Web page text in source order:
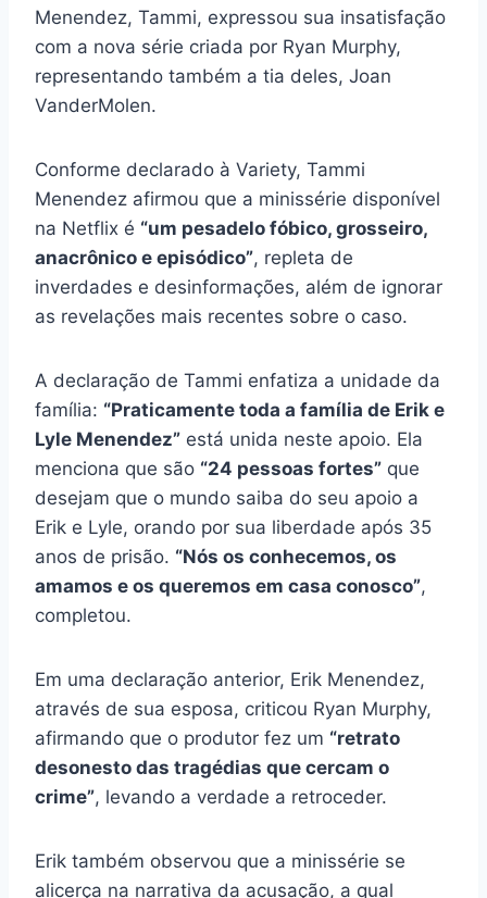
Menendez, Tammi, expressou sua insatisfação
com a nova série criada por Ryan Murphy,
representando também a tia deles, Joan
VanderMolen.
Conforme declarado à Variety, Tammi
Menendez afirmou que a minissérie disponível
na Netflix é “um pesadelo fóbico, grosseiro,
anacrônico e episódico”, repleta de
inverdades e desinformações, além de ignorar
as revelações mais recentes sobre o caso.
A declaração de Tammi enfatiza a unidade da
família: “Praticamente toda a família de Erik e
Lyle Menendez” está unida neste apoio. Ela
menciona que são “24 pessoas fortes” que
desejam que o mundo saiba do seu apoio a
Erik e Lyle, orando por sua liberdade após 35
anos de prisão. “Nós os conhecemos, os
amamos e os queremos em casa conosco”,
completou.
Em uma declaração anterior, Erik Menendez,
através de sua esposa, criticou Ryan Murphy,
afirmando que o produtor fez um “retrato
desonesto das tragédias que cercam o
crime”, levando a verdade a retroceder.
Erik também observou que a minissérie se
alicerça na narrativa da acusação, a qual